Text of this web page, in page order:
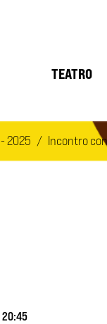
TEATRO
2025 Incontro
20:45